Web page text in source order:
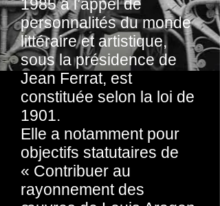
1985 à l’appel de
personnalités du monde
littéraire et artistique,
sous la présidence de
Jean Ferrat, est
constituée selon la loi de
1901.
Elle a notamment pour
objectifs statutaires de
« Contribuer au
rayonnement des